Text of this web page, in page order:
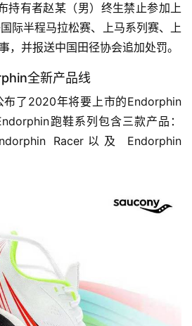
持有者赵某（男）终生禁止参加上
际半程马拉松赛、上马系列赛、上
，并报送中国田径协会追加处罚。
全新产品线
布了2020年将要上市的Endorphin
跑鞋系列包含三款产品：
Racer以及 Endorphin